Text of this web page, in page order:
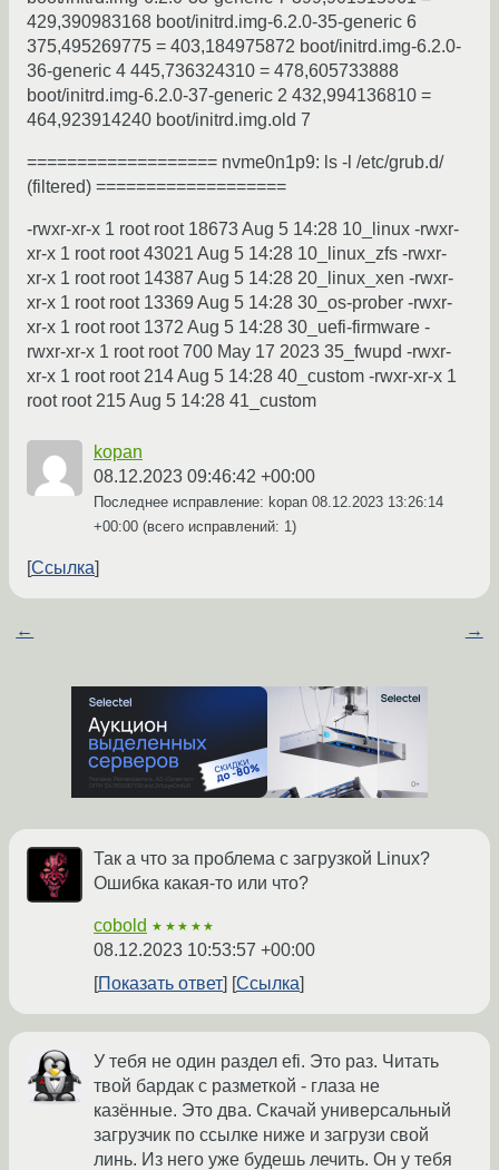
429,390983168 boot/initrd.img-6.2.0-35-generic 6
375,495269775 = 403,184975872 boot/initrd.img-6.2.0-
36-generic 4 445,736324310 = 478,605733888
boot/initrd.img-6.2.0-37-generic 2 432,994136810 =
464,923914240 boot/initrd.img.old 7
=================== nvme0n1p9: ls -l /etc/grub.d/
(filtered) ===================
-rwxr-xr-x 1 root root 18673 Aug 5 14:28 10_linux -rwxr-
xr-x 1 root root 43021 Aug 5 14:28 10_linux_zfs -rwxr-
xr-x 1 root root 14387 Aug 5 14:28 20_linux_xen -rwxr-
xr-x 1 root root 13369 Aug 5 14:28 30_os-prober -rwxr-
xr-x 1 root root 1372 Aug 5 14:28 30_uefi-firmware -
rwxr-xr-x 1 root root 700 May 17 2023 35_fwupd -rwxr-
xr-x 1 root root 214 Aug 5 14:28 40_custom -rwxr-xr-x 1
root root 215 Aug 5 14:28 41_custom
kopan
08.12.2023 09:46:42 +00:00
Последнее исправление: kopan 08.12.2023 13:26:14
+00:00 (всего исправлений: 1)
Ссылка
← →
Так а что за проблема с загрузкой Linux?
Ошибка какая-то или что?
cobold ★★★★★
08.12.2023 10:53:57 +00:00
Показать ответ
Ссылка
У тебя не один раздел efi. Это раз. Читать
твой бардак с разметкой - глаза не
казённые. Это два. Скачай универсальный
загрузчик по ссылке ниже и загрузи свой
линь. Из него уже будешь лечить. Он у тебя